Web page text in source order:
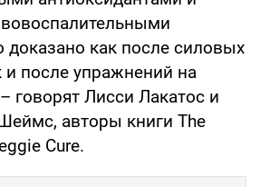
доказано как после силовых
и после упражнений на
говорят Лисси Лакатос и
авторы книги The
Cure.